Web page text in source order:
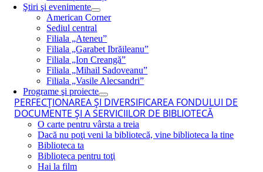
Ştiri şi evenimente
American Corner
Sediul central
Filiala „Ateneu”
Filiala „Garabet Ibrăileanu”
Filiala „Ion Creangă”
Filiala „Mihail Sadoveanu”
Filiala „Vasile Alecsandri”
Programe şi proiecte
PERFECŢIONAREA ŞI DIVERSIFICAREA FONDULUI DE
DOCUMENTE ŞI A SERVICIILOR DE BIBLIOTECĂ
O carte pentru vârsta a treia
Dacă nu poţi veni la bibliotecă, vine biblioteca la tine
Biblioteca ta
Biblioteca pentru toţi
Hai la film